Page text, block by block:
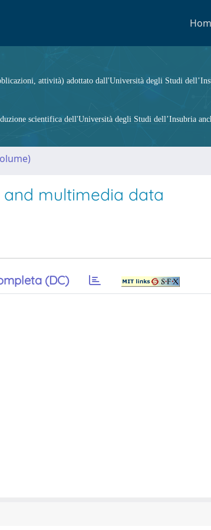
attività) adottato dall'Università degli Studi
scientifica dell'Università degli Studi dell’Insubria
multimedia data
(DC)